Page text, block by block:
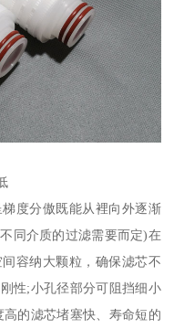
度分傲既能从裡向外逐渐
同介质的过滤需要而定)在
容纳大颗粒，确保滤芯不
性;小孔径部分可阻挡细小
的滤芯堵塞快、寿命短的